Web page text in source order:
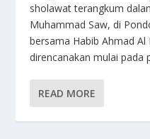
sholawat terangkum
Muhammad Saw, di
bersama Habib Ahmad
direncanakan mulai pada
READ MORE